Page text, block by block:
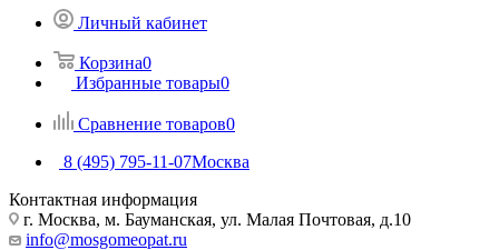
Личный кабинет
Корзина0
Избранные товары0
Сравнение товаров0
8 (495) 795-11-07Москва
Контактная информация
г. Москва, м. Бауманская, ул. Малая Почтовая, д.10
info@mosgomeopat.ru